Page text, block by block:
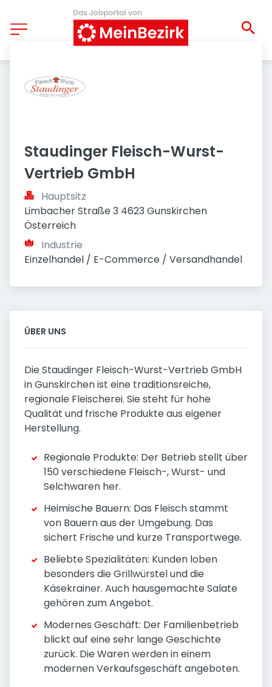
Staudinger Fleisch-Wurst-
Vertrieb GmbH
Hauptsitz
Limbacher Straße 3 4623 Gunskirchen
Österreich
Industrie
Einzelhandel / E-Commerce / Versandhandel
ÜBER UNS
Die Staudinger Fleisch-Wurst-Vertrieb GmbH
in Gunskirchen ist eine traditionsreiche,
regionale Fleischerei. Sie steht für hohe
Qualität und frische Produkte aus eigener
Herstellung.
Regionale Produkte: Der Betrieb stellt über
150 verschiedene Fleisch-, Wurst- und
Selchwaren her.
Heimische Bauern: Das Fleisch stammt
von Bauern aus der Umgebung. Das
sichert Frische und kurze Transportwege.
Beliebte Spezialitäten: Kunden loben
besonders die Grillwürstel und die
Käsekrainer. Auch hausgemachte Salate
gehören zum Angebot.
Modernes Geschäft: Der Familienbetrieb
blickt auf eine sehr lange Geschichte
zurück. Die Waren werden in einem
modernen Verkaufsgeschäft angeboten.